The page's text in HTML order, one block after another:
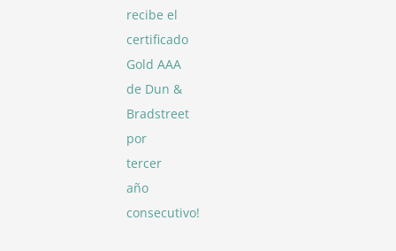
recibe el
certificado
Gold AAA
de Dun &
Bradstreet
por
tercer
año
consecutivo!